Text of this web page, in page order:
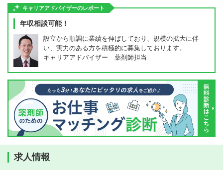
キャリアアドバイザーのレポート
年収相談可能！
設立から順調に業績を伸ばしており、規模の拡大に伴
い、実力のある方を積極的に募集しております。
キャリアアドバイザー 薬剤師担当
求人情報